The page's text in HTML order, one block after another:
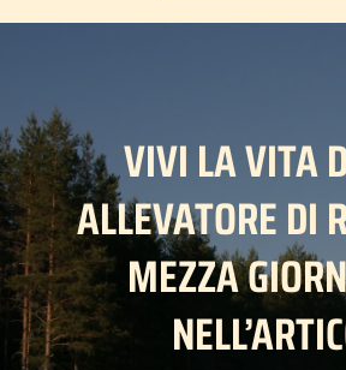
VIVI LA VITA
ALLEVATORE DI
MEZZA